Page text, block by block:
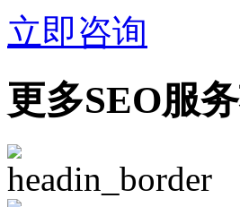
立即咨询
更多SEO服